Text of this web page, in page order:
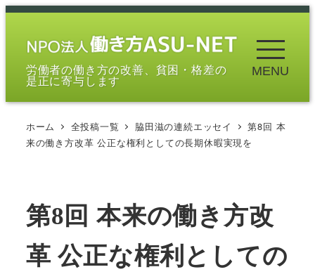
メ
労働者の働き方の改善、貧困・格差の
是正に寄与します
MENU
ホーム 全投稿一覧 脇田滋の連続エッセイ
第8回 本
来の働き方改革 公正な権利としての長期休暇実現を
第8回 本来の働き方改
革 公正な権利としての